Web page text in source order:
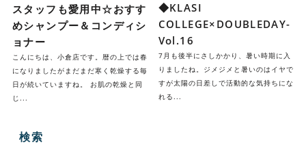
スタッフも愛用中☆おすす
めシャンプー＆コンディシ
ョナー
こんにちは、小倉店です。暦の上では春
になりましたがまだまだ寒く乾燥する毎
日が続いていますね。 お肌の乾燥と同
じ...
◆KLASI
COLLEGE×DOUBLEDAY-
Vol.16
7月も後半にさしかかり、暑い時期に入
りましたね。ジメジメと暑いのはイヤで
すが太陽の日差しで活動的な気持ちにな
れる...
検索